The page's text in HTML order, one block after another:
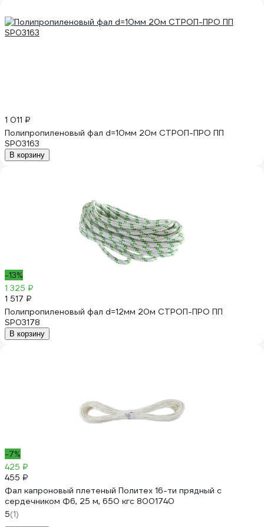
1 011 ₽
Полипропиленовый фал d=10мм 20м СТРОП-ПРО ПП
SP03163
В корзину
-13%
1 325 ₽
1 517 ₽
Полипропиленовый фал d=12мм 20м СТРОП-ПРО ПП
SP03178
В корзину
-7%
425 ₽
455 ₽
Фал капроновый плетеный Политех 16-ти прядный с
сердечником Ф6, 25 м, 650 кгс 8001740
5(1)